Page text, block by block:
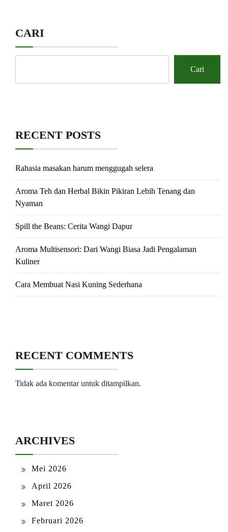
CARI
Cari
RECENT POSTS
Rahasia masakan harum menggugah selera
Aroma Teh dan Herbal Bikin Pikiran Lebih Tenang dan
Nyaman
Spill the Beans: Cerita Wangi Dapur
Aroma Multisensori: Dari Wangi Biasa Jadi Pengalaman
Kuliner
Cara Membuat Nasi Kuning Sederhana
RECENT COMMENTS
Tidak ada komentar untuk ditampilkan.
ARCHIVES
Mei 2026
April 2026
Maret 2026
Februari 2026